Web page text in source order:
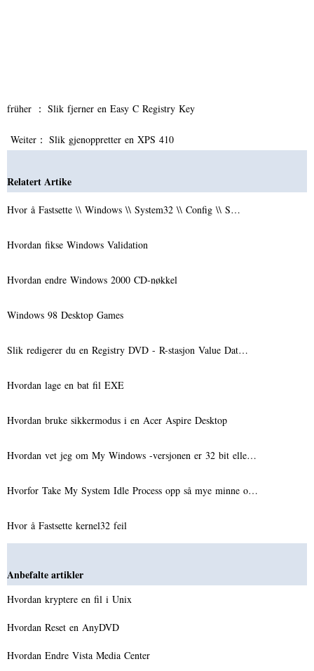
früher ： Slik fjerner en Easy C Registry Key
Weiter： Slik gjenoppretter en XPS 410
Relatert Artike
Hvor å Fastsette \\ Windows \\ System32 \\ Config \\ S…
Hvordan fikse Windows Validation
Hvordan endre Windows 2000 CD-nøkkel
Windows 98 Desktop Games
Slik redigerer du en Registry DVD - R-stasjon Value Dat…
Hvordan lage en bat fil EXE
Hvordan bruke sikkermodus i en Acer Aspire Desktop
Hvordan vet jeg om My Windows -versjonen er 32 bit elle…
Hvorfor Take My System Idle Process opp så mye minne o…
Hvor å Fastsette kernel32 feil
Anbefalte artikler
Hvordan kryptere en fil i Unix
Hvordan Reset en AnyDVD
Hvordan Endre Vista Media Center